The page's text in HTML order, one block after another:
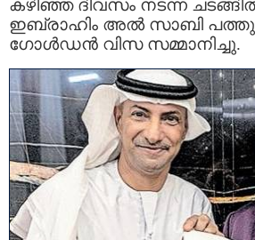
കഴിഞ്ഞ ദിവസം നടന്ന
ഇബ്രാഹിം അൽ സാബി പത്തു
ഗോൾഡൻ വിസ സമ്മാനിച്ചു.